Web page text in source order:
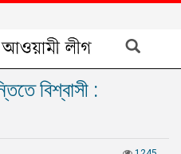
বিশ্বাসী :